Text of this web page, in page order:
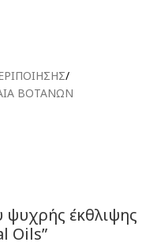
/
ΒΟΤΑΝΩΝ
ψυχρής έκθλιψης
Oils”